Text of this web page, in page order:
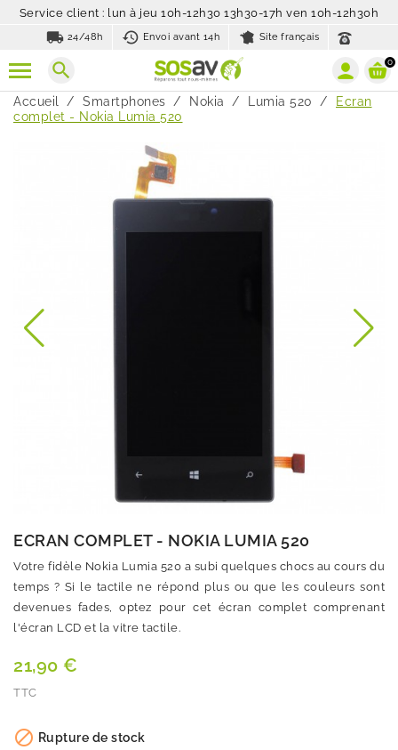
Service client : lun à jeu 10h-12h30 13h30-17h ven 10h-12h30h
local_shipping 24/48h history_toggle_off
Envoi avant 14h Site français
search 0
Accueil Smartphones Nokia Lumia 520
Ecran
complet - Nokia Lumia 520
ECRAN COMPLET - NOKIA LUMIA 520
Votre fidèle Nokia Lumia 520 a subi quelques chocs au cours du
temps ? Si le tactile ne répond plus ou que les couleurs sont
devenues fades, optez pour cet écran complet comprenant
l'écran LCD et la vitre tactile.
21,90 €
TTC
 Rupture de stock